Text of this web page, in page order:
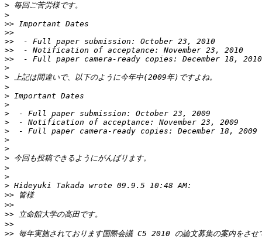
>
>
>>
>>
>>
>>
>>
>
>
>
>
>
>
>
>
>
>
>
>
>
>
>>
>>
>>
>>
>>